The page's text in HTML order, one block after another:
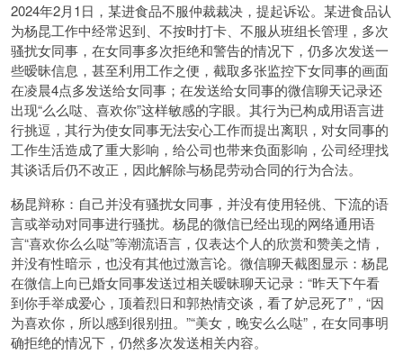
2024年2月1日，某进食品不服仲裁裁决，提起诉讼。某进食品认
为杨昆工作中经常迟到、不按时打卡、不服从班组长管理，多次
骚扰女同事，在女同事多次拒绝和警告的情况下，仍多次发送一
些暧昧信息，甚至利用工作之便，截取多张监控下女同事的画面
在凌晨4点多发送给女同事；在发送给女同事的微信聊天记录还
出现“么么哒、喜欢你”这样敏感的字眼。其行为已构成用语言进
行挑逗，其行为使女同事无法安心工作而提出离职，对女同事的
工作生活造成了重大影响，给公司也带来负面影响，公司经理找
其谈话后仍不改正，因此解除与杨昆劳动合同的行为合法。
杨昆辩称：自己并没有骚扰女同事，并没有使用轻佻、下流的语
言或举动对同事进行骚扰。杨昆的微信已经出现的网络通用语
言“喜欢你么么哒”等潮流语言，仅表达个人的欣赏和赞美之情，
并没有性暗示，也没有其他过激言论。微信聊天截图显示：杨昆
在微信上向已婚女同事发送过相关暧昧聊天记录：“昨天下午看
到你手举成爱心，顶着烈日和郭热情交谈，看了妒忌死了”，“因
为喜欢你，所以感到很别扭。”“美女，晚安么么哒”，在女同事明
确拒绝的情况下，仍然多次发送相关内容。